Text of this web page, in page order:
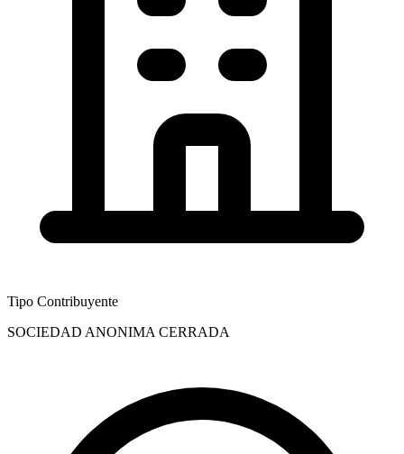
Tipo Contribuyente
SOCIEDAD ANONIMA CERRADA